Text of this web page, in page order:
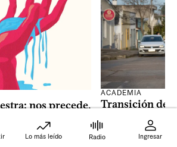
nos precede,
excede
ACADEMIA
Transición
tecnología y
humano es
Lo más leído Radio Ingresar